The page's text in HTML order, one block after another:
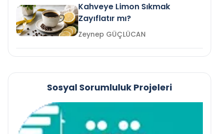
Kahveye Limon Sıkmak
Zayıflatır mı?
Zeynep GÜÇLÜCAN
Sosyal Sorumluluk Projeleri